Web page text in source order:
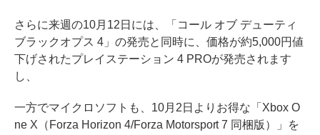
さらに来週の10月12日には、「コール オブ デューティ
ブラックオプス 4」の発売と同時に、価格が約5,000円値
下げされたプレイステーション 4 PROが発売されます
し、
一方でマイクロソフトも、10月2日よりお得な「Xbox O
ne X（Forza Horizon 4/Forza Motorsport 7 同梱版）」を